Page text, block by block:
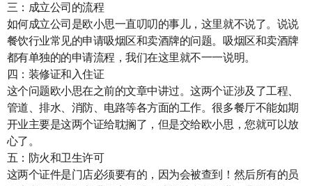
三：成立公司的流程
如何成立公司是欧小思一直叨叨的事儿，这里就不说了。说说
餐饮行业常见的申请吸烟区和卖酒牌的问题。吸烟区和卖酒牌
都有单独的的申请流程，我们在这里就不一一说明。
四：装修证和入住证
这个问题欧小思在之前的文章中讲过。这两个证涉及了工程、
管道、排水、消防、电路等各方面的工作。很多餐厅不能如期
开业主要是这两个证给耽搁了，但是交给欧小思，您就可以放
心了。
五：防火和卫生许可
这两个证件是门店必须要有的，因为会被查到！然后所有的员